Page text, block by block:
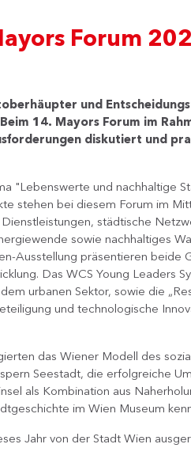
Forum
und
14. Mayors Forum im
diskutiert und
"Lebenswerte und nachhaltige
stehen bei diesem Forum im
städtische
sowie nachhaltiges
Ausstellung präsentieren beide
Das WCS Young Leaders
urbanen Sektor, sowie die
und technologische
das Wiener Modell des
Seestadt, die erfolgreiche
als Kombination aus
im Wien Museum
Jahr von der Stadt Wien